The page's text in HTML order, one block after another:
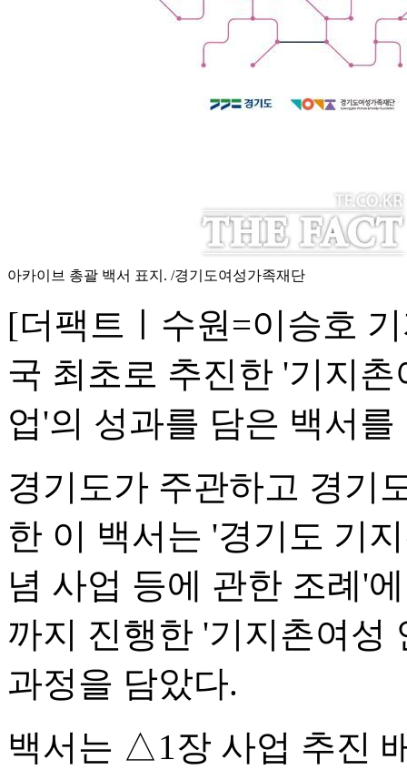
아카이브 총괄 백서 표지. /경기도여성가족재단
[더팩트ㅣ수원=이승호
국 최초로 추진한 '기지
업'의 성과를 담은 백서
경기도가 주관하고 경기
한 이 백서는 '경기도 기
념 사업 등에 관한 조례'
까지 진행한 '기지촌여성
과정을 담았다.
백서는 △1장 사업 추진